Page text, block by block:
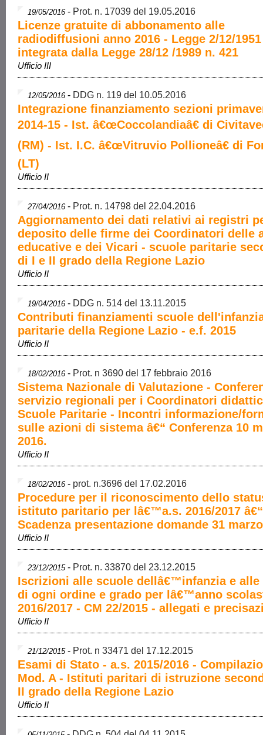
19/05/2016 - Prot. n. 17039 del 19.05.2016
Licenze gratuite di abbonamento alle
radiodiffusioni anno 2016 - Legge 2/12/
integrata dalla Legge 28/12 /1989 n. 421
Ufficio III
12/05/2016 - DDG n. 119 del 10.05.2016
Integrazione finanziamento sezioni
2014-15 - Ist. â€œCoccolandiaâ€ di
(RM) - Ist. I.C. â€œVitruvio Pollioneâ€ di
(LT)
Ufficio II
27/04/2016 - Prot. n. 14798 del 22.04.2016
Aggiornamento dei dati relativi ai registri
deposito delle firme dei Coordinatori delle
educative e dei Vicari - scuole paritarie
di I e II grado della Regione Lazio
Ufficio II
19/04/2016 - DDG n. 514 del 13.11.2015
Contributi finanziamenti scuole
paritarie della Regione Lazio - e.f. 2015
Ufficio II
18/02/2016 - Prot. n 3690 del 17 febbraio 2016
Sistema Nazionale di Valutazione -
servizio regionali per i Coordinatori
Scuole Paritarie - Incontri informazione/
sulle azioni di sistema â€“ Conferenza 10
2016.
Ufficio II
18/02/2016 - prot. n.3696 del 17.02.2016
Procedure per il riconoscimento dello
istituto paritario per lâ€™a.s. 2016/2017 â€“
Scadenza presentazione domande 31
Ufficio II
23/12/2015- Prot. n. 33870 del 23.12.2015
Iscrizioni alle scuole dellâ€™infanzia e alle
di ogni ordine e grado per lâ€™anno
2016/2017 - CM 22/2015 - allegati e
Ufficio II
21/12/2015- Prot. n 33471 del 17.12.2015
Esami di Stato - a.s. 2015/2016 -
Mod. A - Istituti paritari di istruzione
II grado della Regione Lazio
Ufficio II